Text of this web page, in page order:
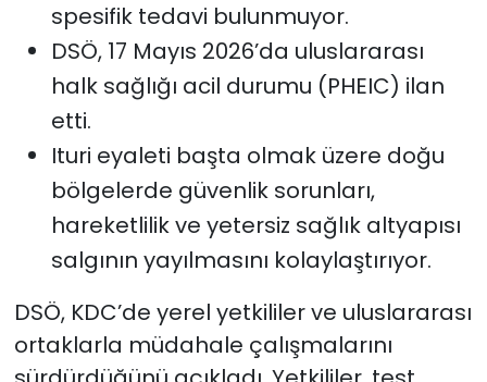
spesifik tedavi bulunmuyor.
DSÖ, 17 Mayıs 2026’da uluslararası
halk sağlığı acil durumu (PHEIC) ilan
etti.
Ituri eyaleti başta olmak üzere doğu
bölgelerde güvenlik sorunları,
hareketlilik ve yetersiz sağlık altyapısı
salgının yayılmasını kolaylaştırıyor.
DSÖ, KDC’de yerel yetkililer ve uluslararası
ortaklarla müdahale çalışmalarını